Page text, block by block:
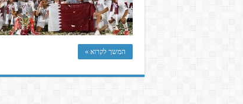
המשך לקרוא »